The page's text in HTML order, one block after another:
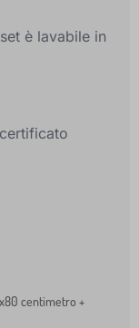
è lavabile in
centimetro +